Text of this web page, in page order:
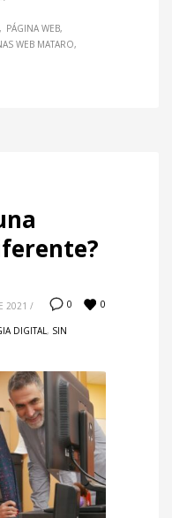
PÁGINA WEB
WEB MATARO
0 0
2021 /
DIGITAL, SIN